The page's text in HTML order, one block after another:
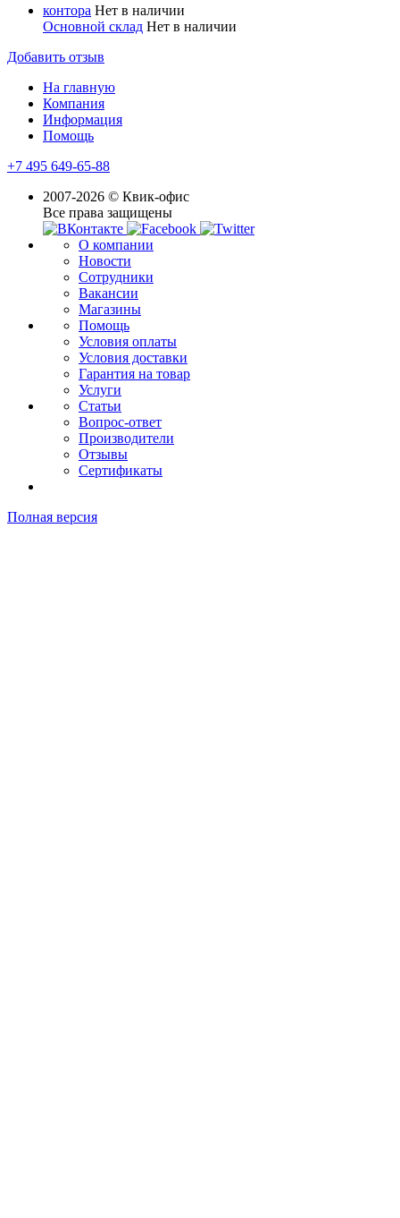
контора Нет в наличии
Основной склад Нет в наличии
Добавить отзыв
На главную
Компания
Информация
Помощь
+7 495 649-65-88
2007-2026 © Квик-офис
Все права защищены
О компании
Новости
Сотрудники
Вакансии
Магазины
Помощь
Условия оплаты
Условия доставки
Гарантия на товар
Услуги
Статьи
Вопрос-ответ
Производители
Отзывы
Сертификаты
Полная версия